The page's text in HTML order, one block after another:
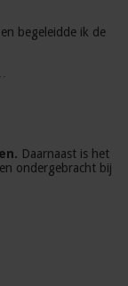
begeleidde ik de
Daarnaast is het
ondergebracht bij